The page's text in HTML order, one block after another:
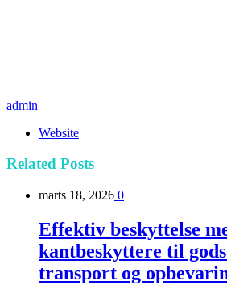
admin
Website
Related Posts
marts 18, 2026 0
Effektiv beskyttelse
kantbeskyttere til
transport og